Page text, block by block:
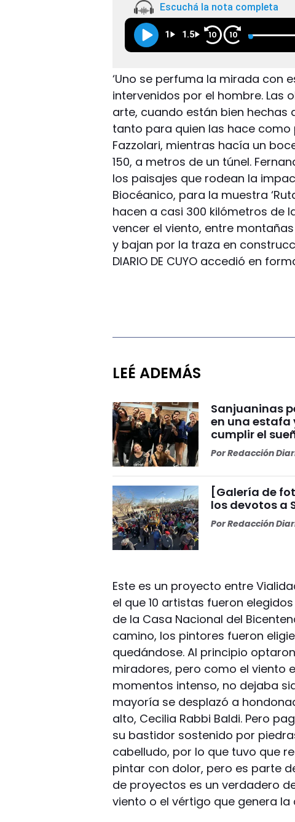
Escuchá la nota completa
1 1.5 10 10
‘Uno se perfuma la mirada con
intervenidos por el hombre. Las
arte, cuando están bien hechas
tanto para quien las hace como
Fazzolari, mientras hacía un
150, a metros de un túnel.
los paisajes que rodean la
Biocéanico, para la muestra
hacen a casi 300 kilómetros de
vencer el viento, entre
y bajan por la traza en
DIARIO DE CUYO accedió en
LEÉ ADEMÁS
Sanjuaninas
en una estafa
cumplir el
PorRedacción
[Galería de
los devotos a
PorRedacción
Este es un proyecto entre
el que 10 artistas fueron
de la Casa Nacional del
camino, los pintores fueron
quedándose. Al principio
miradores, pero como el viento
momentos intenso, no dejaba
mayoría se desplazó a
alto, Cecilia Rabbi Baldi. Pero
su bastidor sostenido por
cabelludo, por lo que tuvo que
pintar con dolor, pero es parte
de proyectos es un verdadero
viento o el vértigo que genera la